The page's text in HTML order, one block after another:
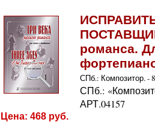
романса.
СПб.: Композитор. -
СПб.:
АРТ.04157
Цена: 468 руб.